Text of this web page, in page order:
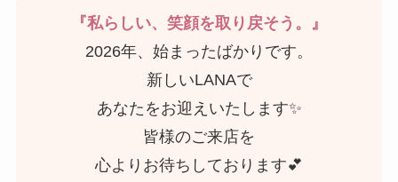
『私らしい、笑顔を取り戻そう。』
2026年、始まったばかりです。
新しいLANAで
あなたをお迎えいたします✨
皆様のご来店を
心よりお待ちしております💕